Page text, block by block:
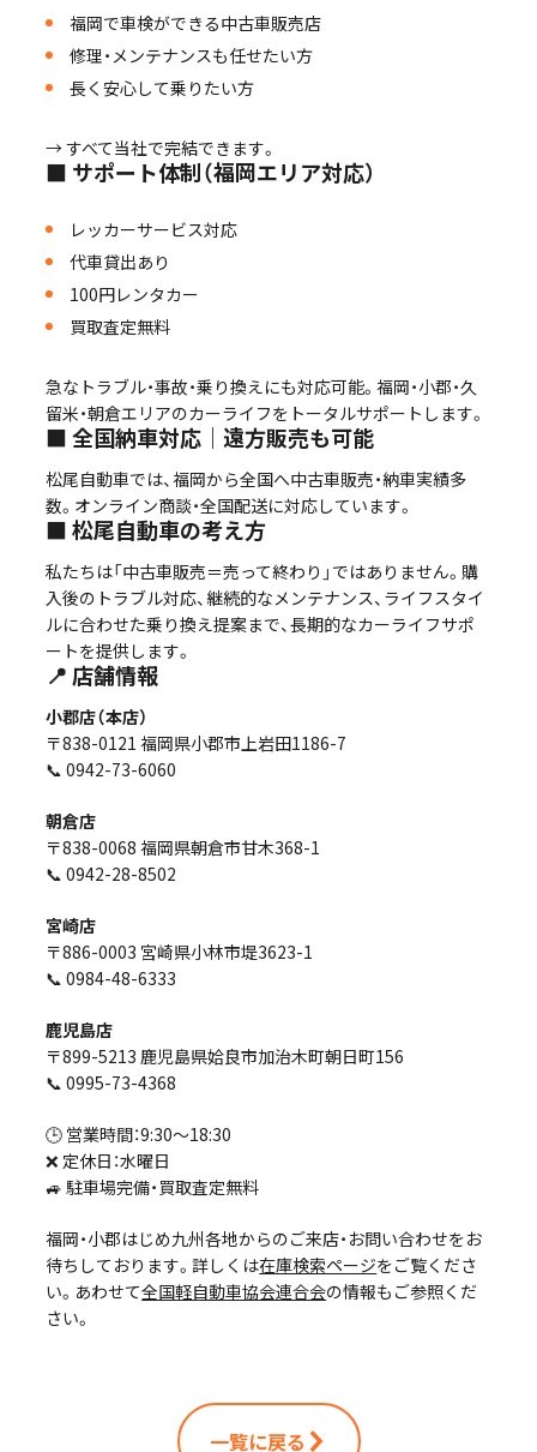
福岡で車検ができる中古車販売店
修理・メンテナンスも任せたい方
長く安心して乗りたい方
→ すべて当社で完結できます。
■ サポート体制（福岡エリア対応）
レッカーサービス対応
代車貸出あり
100円レンタカー
買取査定無料
急なトラブル・事故・乗り換えにも対応可能。福岡・小郡・久
留米・朝倉エリアのカーライフをトータルサポートします。
■ 全国納車対応｜遠方販売も可能
松尾自動車では、福岡から全国へ中古車販売・納車実績多
数。オンライン商談・全国配送に対応しています。
■ 松尾自動車の考え方
私たちは「中古車販売＝売って終わり」ではありません。購
入後のトラブル対応、継続的なメンテナンス、ライフスタイ
ルに合わせた乗り換え提案まで、長期的なカーライフサポ
ートを提供します。
📍 店舗情報
小郡店（本店）
〒838-0121 福岡県小郡市上岩田1186-7
📞 0942-73-6060
朝倉店
〒838-0068 福岡県朝倉市甘木368-1
📞 0942-28-8502
宮崎店
〒886-0003 宮崎県小林市堤3623-1
📞 0984-48-6333
鹿児島店
〒899-5213 鹿児島県姶良市加治木町朝日町156
📞 0995-73-4368
🕒 営業時間：9:30〜18:30
❌ 定休日：水曜日
🚙 駐車場完備・買取査定無料
福岡・小郡はじめ九州各地からのご来店・お問い合わせをお
待ちしております。詳しくは在庫検索ページをご覧くださ
い。あわせて全国軽自動車協会連合会の情報もご参照くだ
さい。
一覧に戻る